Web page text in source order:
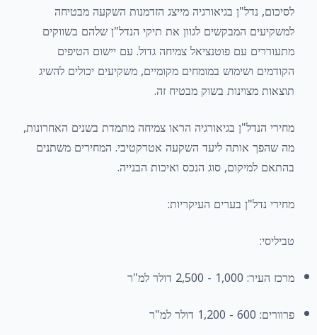
לסיכום, נדל"ן בגיאורגיה מייצג הזדמנות השקעה מבטיחה
למשקיעים המבקשים לגוון את תיקי הנדל"ן שלהם בשווקים
מתעוררים עם פוטנציאל צמיחה גדול. עם יישום הטיפים
הקודמים ושימוש במומחים מקומיים, משקיעים יכולים להשיג
תוצאות מצוינות בשוק מבטיח זה.
מחירי הנדל"ן בגיאורגיה הראו צמיחה מתמדת בשנים האחרונות,
מה שהפך אותה ליעד השקעה אטרקטיבי. המחירים משתנים
בהתאם למיקום, סוג הנכס ואיכות הבנייה.
מחירי נדל"ן בערים העיקריות:
טביליסי:
מרכז העיר: 1,000 - 2,500 דולר למ"ר
פרוורים: 600 - 1,200 דולר למ"ר